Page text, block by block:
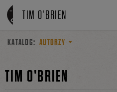
Linki do przejścia
TIM O'BRIEN
KATALOG: AUTORZY
TIM O'BRIEN